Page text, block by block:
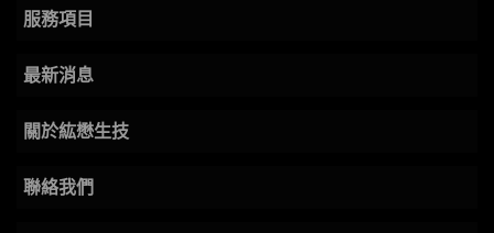
服務項目
最新消息
關於紘懋生技
聯絡我們